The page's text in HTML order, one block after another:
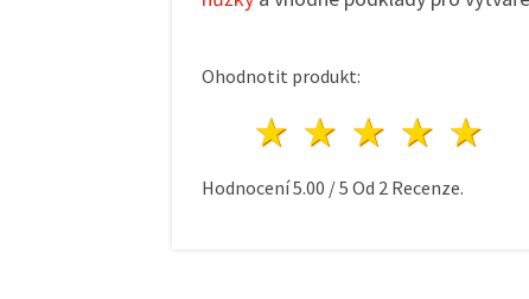
Ohodnotit produkt:
4
3 hvězdy
2 hvězdy
1 hvězda
Hodnocení5.00 /5 Od 2 Recenze.